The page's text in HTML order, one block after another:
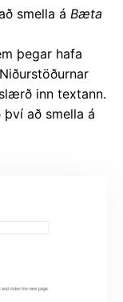
smella á Bæta
þegar hafa
inn textann.
að smella á